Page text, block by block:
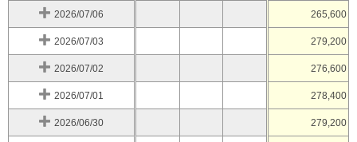
2026/07/06 265,600
2026/07/03 279,200
2026/07/02 276,600
2026/07/01 278,400
2026/06/30 279,200